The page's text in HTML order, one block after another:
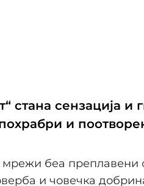
стана сензација и
и
мрежи беа преплавени
и човечка